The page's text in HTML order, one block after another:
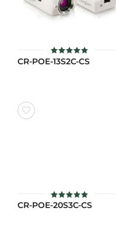
ให้คะแนน
CR-POE-13S2C-CS
ให้คะแนน
CR-POE-20S3C-CS